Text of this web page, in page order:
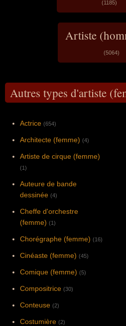
(1185)
Artiste
(5064)
Autres types d'artiste
Actrice (654)
Architecte (femme) (4)
Artiste de cirque (femme)
(1)
Auteure de bande
dessinée (4)
Cheffe d'orchestre
(femme) (1)
Chorégraphe (femme) (16)
Cinéaste (femme) (45)
Comique (femme) (5)
Compositrice (30)
Conteuse (2)
Costumière (2)